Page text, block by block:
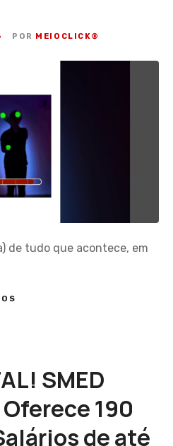
POR MEIOCLICK®
de tudo que acontece, em
SMED
190
de até